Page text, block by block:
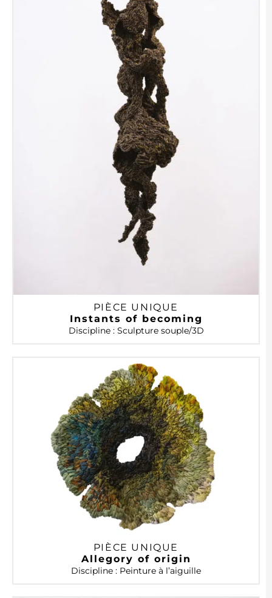
PIÈCE UNIQUE
Instants of becoming
Discipline : Sculpture souple/3D
PIÈCE UNIQUE
Allegory of origin
Discipline : Peinture à l’aiguille